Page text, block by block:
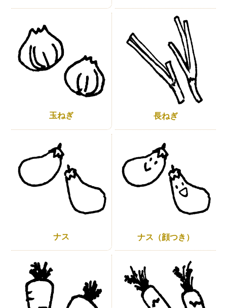
玉ねぎ 長ねぎ
ナス ナス（顔つき）